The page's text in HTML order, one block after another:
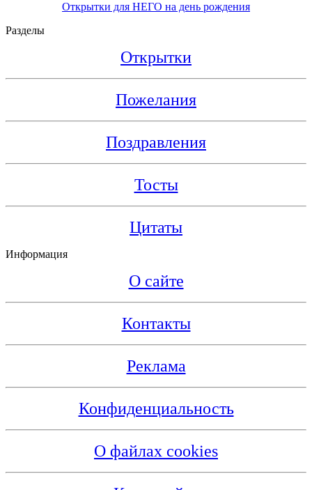
Открытки для НЕГО на день рождения
Разделы
Открытки
Пожелания
Поздравления
Тосты
Цитаты
Информация
О сайте
Контакты
Реклама
Конфиденциальность
О файлах cookies